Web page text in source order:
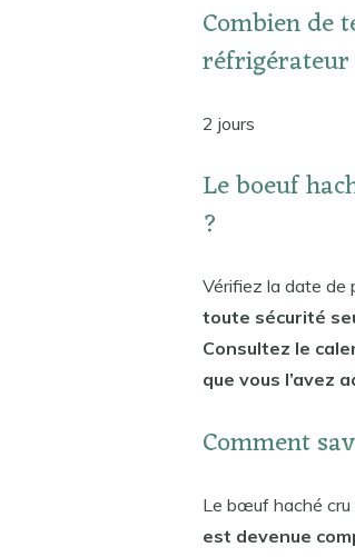
Combien de
réfrigérateur
2 jours
Le boeuf
?
Vérifiez la date de
toute sécurité
Consultez le
que vous l’avez
Comment
Le bœuf haché cru
est devenue